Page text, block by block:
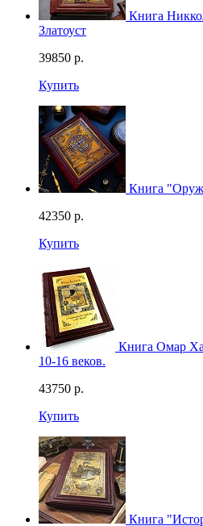
Книга
Златоуст
39850 р.
Купить
Книга
42350 р.
Купить
Книга Омар
10-16 веков.
43750 р.
Купить
Книга